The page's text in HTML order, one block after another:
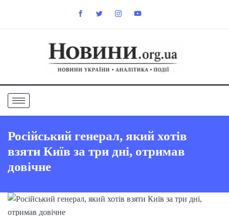
Російський генерал, який хотів
взяти Київ за три дні, отримав
довічне